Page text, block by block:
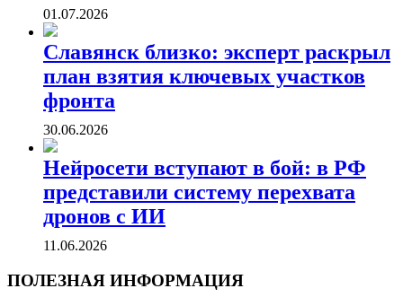
01.07.2026
Славянск близко: эксперт раскрыл
план взятия ключевых участков
фронта
30.06.2026
Нейросети вступают в бой: в РФ
представили систему перехвата
дронов с ИИ
11.06.2026
ПОЛЕЗНАЯ ИНФОРМАЦИЯ